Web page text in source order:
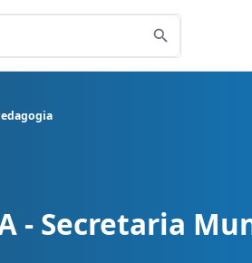
Professor: Pedagogia
- Secretaria